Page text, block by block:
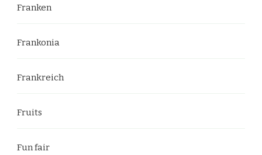
Franken
Frankonia
Frankreich
Fruits
Fun fair